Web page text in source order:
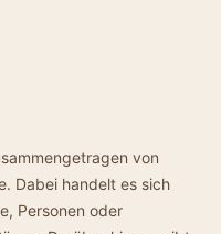
von
Dabei handelt es sich
Personen oder